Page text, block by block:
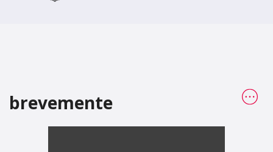
brevemente